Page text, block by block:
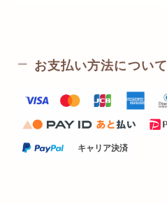
お支払い方法について
キャリア決済